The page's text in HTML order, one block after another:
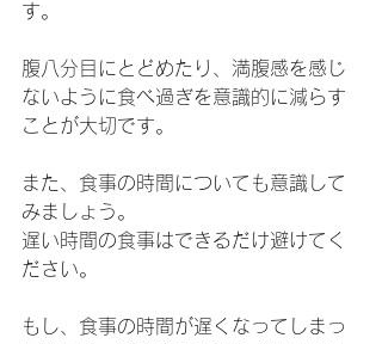
す。
腹八分目にとどめたり、満腹感を感じ
ないように食べ過ぎを意識的に減らす
ことが大切です。
また、食事の時間についても意識して
みましょう。
遅い時間の食事はできるだけ避けてく
ださい。
もし、食事の時間が遅くなってしまっ